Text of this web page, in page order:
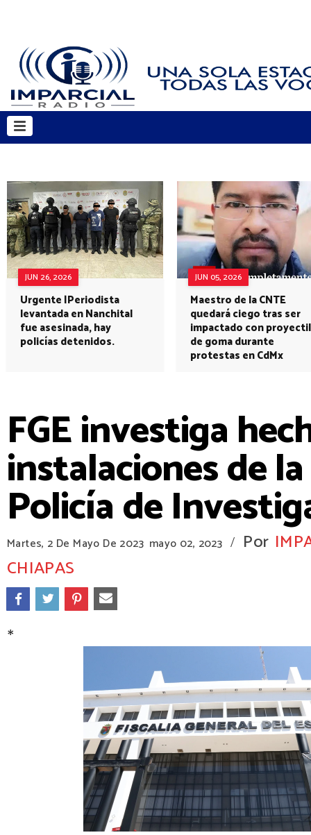
JUN 26, 2026
Urgente |Periodista
levantada en Nanchital
fue asesinada, hay
policías detenidos.
JUN 05, 2026
Maestro de la CNTE
quedará ciego tras ser
impactado con proyectil
de goma durante
protestas en CdMx
FGE investiga
instalaciones de
Policía de
Martes, 2 De Mayo De 2023 mayo 02, 2023 / Por
CHIAPAS
*